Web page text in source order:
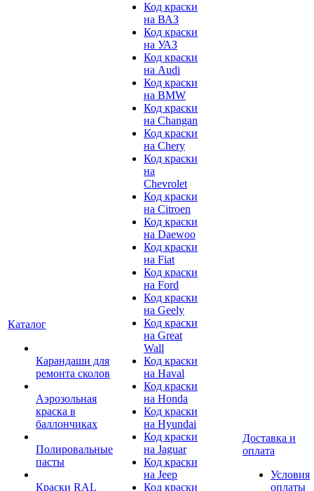
Каталог
Карандаши для
ремонта сколов
Аэрозольная
краска в
баллончиках
Полировальные
пасты
Краски RAL
Код краски
на ВАЗ
Код краски
на УАЗ
Код краски
на Audi
Код краски
на BMW
Код краски
на Changan
Код краски
на Chery
Код краски
на
Chevrolet
Код краски
на Citroen
Код краски
на Daewoo
Код краски
на Fiat
Код краски
на Ford
Код краски
на Geely
Код краски
на Great
Wall
Код краски
на Haval
Код краски
на Honda
Код краски
на Hyundai
Код краски
на Jaguar
Код краски
на Jeep
Код краски
Доставка и
оплата
Условия
оплаты